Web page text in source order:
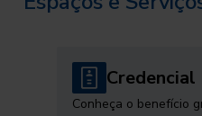
Credencial
Conheça o benefício